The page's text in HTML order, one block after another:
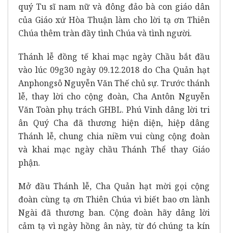
quý Tu sĩ nam nữ và đông đảo bà con giáo dân
của Giáo xứ Hòa Thuận làm cho lời tạ ơn Thiên
Chúa thêm tràn đầy tình Chúa và tình người.
Thánh lễ đồng tế khai mạc ngày Chầu bắt đầu
vào lúc 09g30 ngày 09.12.2018 do Cha Quản hạt
Anphongsô Nguyễn Văn Thế chủ sự. Trước thánh
lễ, thay lời cho cộng đoàn, Cha Antôn Nguyễn
Văn Toàn phụ trách GHBL. Phú Vinh dâng lời tri
ân Quý Cha đã thương hiện diện, hiệp dâng
Thánh lễ, chung chia niềm vui cùng cộng đoàn
và khai mạc ngày chầu Thánh Thể thay Giáo
phận.
Mở đầu Thánh lễ, Cha Quản hạt mời gọi cộng
đoàn cùng tạ ơn Thiên Chúa vì biết bao ơn lành
Ngài đã thương ban. Cộng đoàn hãy dâng lời
cảm tạ vì ngày hồng ân này, từ đó chúng ta kín